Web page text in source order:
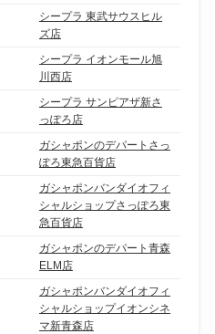
シープラ 東武サウスヒル
ズ店
シープラ イオンモール旭
川西店
シープラ サンピアザ新さ
っぽろ店
ガシャポンのデパートさっ
ぽろ東急百貨店
ガシャポンバンダイオフィ
シャルショップさっぽろ東
急百貨店
ガシャポンのデパート青森
ELM店
ガシャポンバンダイオフィ
シャルショップイオンシネ
マ新青森店